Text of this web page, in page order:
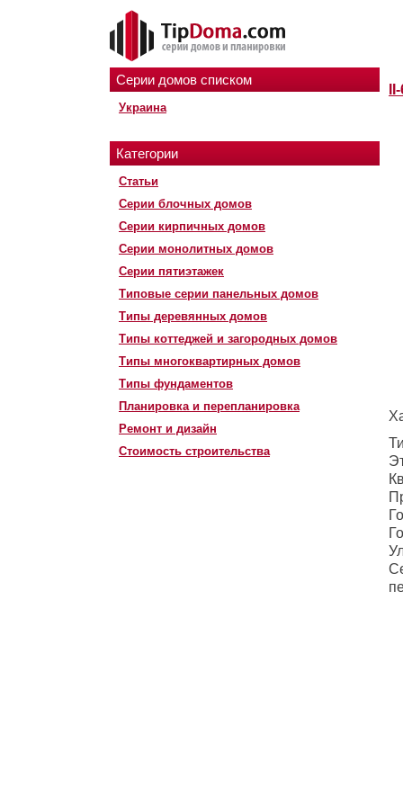
Серии домов списком
Украина
Категории
Статьи
Серии блочных домов
Серии кирпичных домов
Серии монолитных домов
Серии пятиэтажек
Типовые серии панельных домов
Типы деревянных домов
Типы коттеджей и загородных домов
Типы многоквартирных домов
Типы фундаментов
Планировка и перепланировка
Ремонт и дизайн
Стоимость строительства